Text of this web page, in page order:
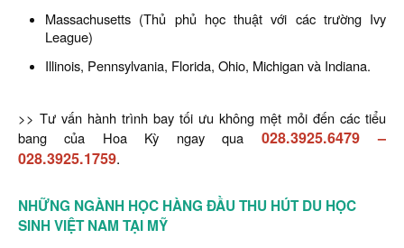
Massachusetts (Thủ phủ học thuật với các trường Ivy
League)
Illinois, Pennsylvania, Florida, Ohio, Michigan và Indiana.
>> Tư vấn hành trình bay tối ưu không mệt mỏi đến các tiểu
bang của Hoa Kỳ ngay qua 028.3925.6479–
028.3925.1759.
NHỮNG NGÀNH HỌC HÀNG ĐẦU THU HÚT DU HỌC
SINH VIỆT NAM TẠI MỸ